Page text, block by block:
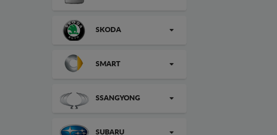
SKODA
SMART
SSANGYONG
SUBARU